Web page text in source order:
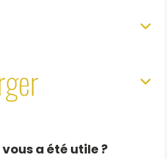
a été utile ?